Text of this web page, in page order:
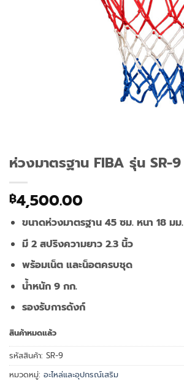
ห่วงมาตรฐาน FIBA รุ่น SR-9
฿4,500.00
ขนาดห่วงมาตรฐาน 45 ซม. หนา 18 มม.
มี 2 สปริงความยาว 2.3 นิ้ว
พร้อมเน็ต และน็อตครบชุด
น้ำหนัก 9 กก.
รองรับการดังก์
สินค้าหมดแล้ว
รหัสสินค้า: SR-9
หมวดหมู่: อะไหล่และอุปกรณ์เสริม